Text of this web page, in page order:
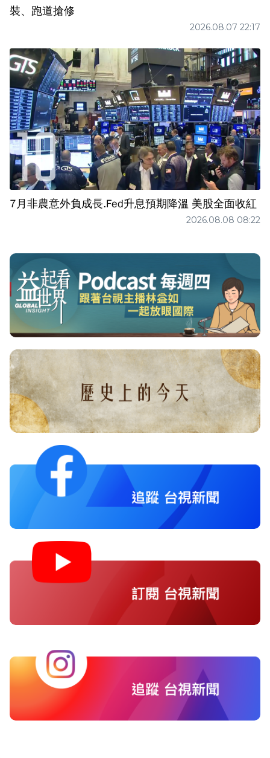
裝、跑道搶修
2026.08.07 22:17
7月非農意外負成長.Fed升息預期降溫 美股全面收紅
2026.08.08 08:22